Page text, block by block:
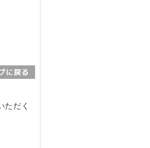
ただく